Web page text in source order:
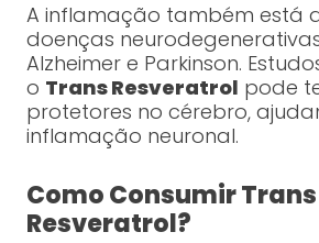
A inflamação também está
doenças
Alzheimer e Parkinson.
o Trans Resveratrol pode
protetores no cérebro,
inflamação neuronal.
Como Consumir Trans
Resveratrol?